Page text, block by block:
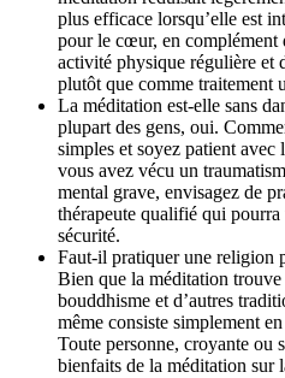
plus efficace lorsqu’elle est
pour le cœur, en complément
activité physique régulière et
plutôt que comme traitement
La méditation est-elle sans
plupart des gens, oui.
simples et soyez patient avec
vous avez vécu un
mental grave, envisagez de
thérapeute qualifié qui
sécurité.
Faut-il pratiquer une religion
Bien que la méditation trouve
bouddhisme et d’autres
même consiste simplement
Toute personne, croyante ou
bienfaits de la méditation sur